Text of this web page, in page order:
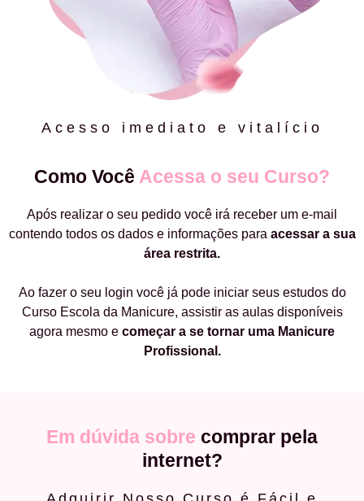
Acesso imediato e vitalício
Como Você Acessa o seu Curso?
Após realizar o seu pedido você irá receber um e-mail
contendo todos os dados e informações para acessar a sua
área restrita.
Ao fazer o seu login você já pode iniciar seus estudos do
Curso Escola da Manicure, assistir as aulas disponíveis
agora mesmo e começar a se tornar uma Manicure
Profissional.
Em dúvida sobre comprar pela
internet?